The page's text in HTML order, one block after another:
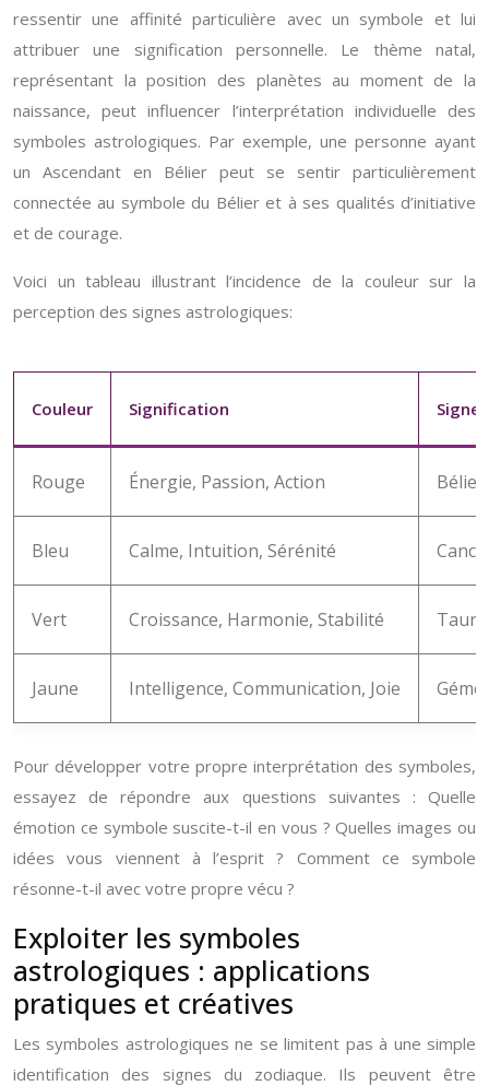
ressentir une affinité particulière avec un symbole et lui
attribuer une signification personnelle. Le thème natal,
représentant la position des planètes au moment de la
naissance, peut influencer l’interprétation individuelle des
symboles astrologiques. Par exemple, une personne ayant
un Ascendant en Bélier peut se sentir particulièrement
connectée au symbole du Bélier et à ses qualités d’initiative
et de courage.
Voici un tableau illustrant l’incidence de la couleur sur la
perception des signes astrologiques:
Couleur Signification
Rouge Énergie, Passion, Action
Bleu Calme, Intuition, Sérénité
Vert Croissance, Harmonie, Stabilité
Jaune Intelligence, Communication, Joie
Pour développer votre propre interprétation des symboles,
essayez de répondre aux questions suivantes : Quelle
émotion ce symbole suscite-t-il en vous ? Quelles images ou
idées vous viennent à l’esprit ? Comment ce symbole
résonne-t-il avec votre propre vécu ?
Exploiter les symboles
astrologiques : applications
pratiques et créatives
Les symboles astrologiques ne se limitent pas à une simple
identification des signes du zodiaque. Ils peuvent être